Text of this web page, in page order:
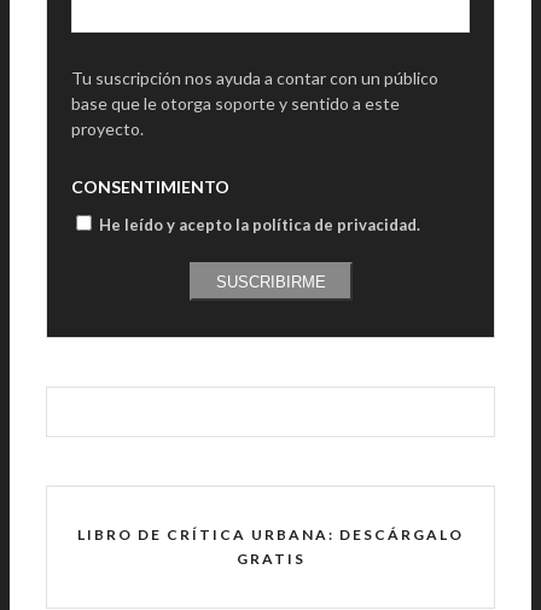
Tu suscripción nos ayuda a contar con un público
base que le otorga soporte y sentido a este
proyecto.
CONSENTIMIENTO
He leído y acepto la política de privacidad.
SUSCRIBIRME
LIBRO DE CRÍTICA URBANA: DESCÁRGALO
GRATIS